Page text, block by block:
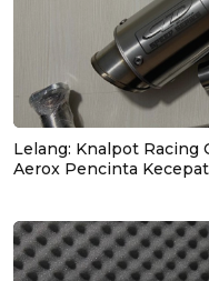
Lelang: Knalpot Racing
Aerox Pencinta